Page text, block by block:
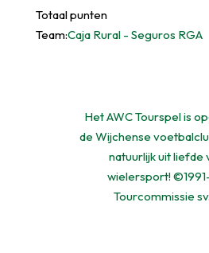
Totaal punten
Team:Caja Rural - Seguros RGA
Het AWC Tourspel is
de Wijchense
natuurlijk uit liefde
wielersport!
Tourcommissie